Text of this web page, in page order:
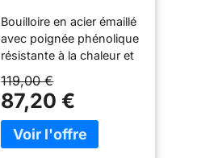
avec Sifflement,
Acier Émaillé, 1,6 L,
Meringue,
40101027160000
Bouilloire en acier émaillé
avec poignée phénolique
résistante à la chaleur et
jusqu'à 3 tasses Montée
en température rapide et
efficace de l'eau grâce à
une construction en
119,00 €
87,20 €